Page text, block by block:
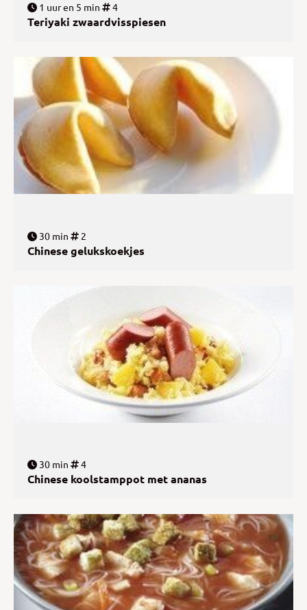
1 uur en 5 min 4
Teriyaki zwaardvisspiesen
30 min 2
Chinese gelukskoekjes
30 min 4
Chinese koolstamppot met ananas